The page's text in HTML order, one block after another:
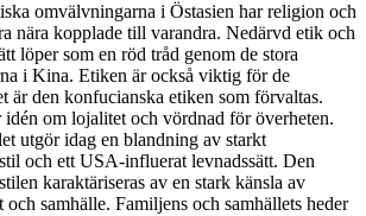
omvälvningarna i Östasien har religion och
nära kopplade till varandra. Nedärvd etik och
löper som en röd tråd genom de stora
i Kina. Etiken är också viktig för de
är den konfucianska etiken som förvaltas.
idén om lojalitet och vördnad för överheten.
utgör idag en blandning av starkt
och ett USA-influerat levnadssätt. Den
karaktäriseras av en stark känsla av
och samhälle. Familjens och samhällets heder